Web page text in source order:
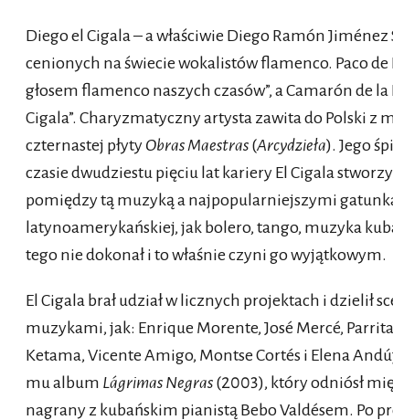
Diego el Cigala – a właściwie Diego Ramón
cenionych na świecie wokalistów flamenco. Paco
głosem flamenco naszych czasów”, a Camarón de la
Cigala”. Charyzmatyczny artysta zawita do Polski z
czternastej płyty Obras Maestras (Arcydzieła). Jego
czasie dwudziestu pięciu lat kariery El Cigala
pomiędzy tą muzyką a najpopularniejszymi
latynoamerykańskiej, jak bolero, tango, muzyka
tego nie dokonał i to właśnie czyni go wyjątkowym.
El Cigala brał udział w licznych projektach i dzielił
muzykami, jak: Enrique Morente, José Mercé,
Ketama, Vicente Amigo, Montse Cortés i Elena
mu album Lágrimas Negras (2003), który odniósł
nagrany z kubańskim pianistą Bebo Valdésem. Po